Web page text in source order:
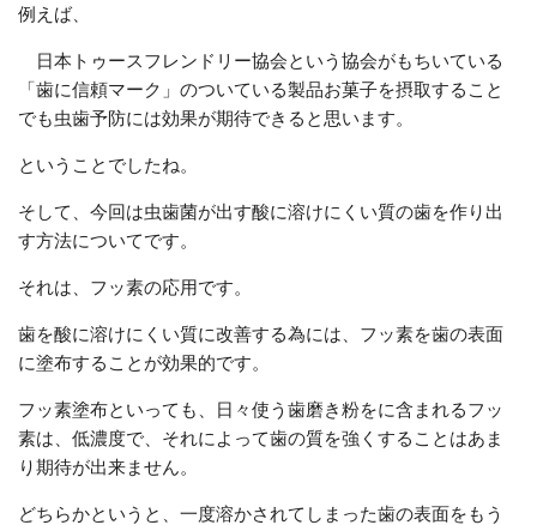
例えば、
日本トゥースフレンドリー協会という協会がもちいている
「歯に信頼マーク」のついている製品お菓子を摂取すること
でも虫歯予防には効果が期待できると思います。
ということでしたね。
そして、今回は虫歯菌が出す酸に溶けにくい質の歯を作り出
す方法についてです。
それは、フッ素の応用です。
歯を酸に溶けにくい質に改善する為には、フッ素を歯の表面
に塗布することが効果的です。
フッ素塗布といっても、日々使う歯磨き粉をに含まれるフッ
素は、低濃度で、それによって歯の質を強くすることはあま
り期待が出来ません。
どちらかというと、一度溶かされてしまった歯の表面をもう